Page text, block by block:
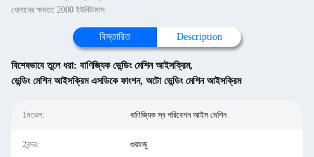
যোগানের ক্ষমতা: 2000 ইউনিট/মাস
বিস্তারিত Description
বিশেষভাবে তুলে ধরা: বাণিজ্যিক ভেন্ডিং মেশিন আইসক্রিম,
ভেন্ডিং মেশিন আইসক্রিম এসডিকে ফাংশন, অটো ভেন্ডিং মেশিন আইসক্রিম
1মডেল: বাণিজ্যিক স্ব পরিবেশন আইস মেশিন
2বন্দর: গুয়াংজু